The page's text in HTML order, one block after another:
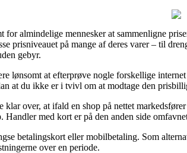
for almindelige mennesker at sammenligne
prisniveauet på mange af deres varer – til
gebyr.
lønsomt at efterprøve nogle forskellige
at du ikke er i tvivl om at modtage den
over, at ifald en shop på nettet
Handler med kort er på den anden side
betalingskort eller mobilbetaling. Som
over en periode.